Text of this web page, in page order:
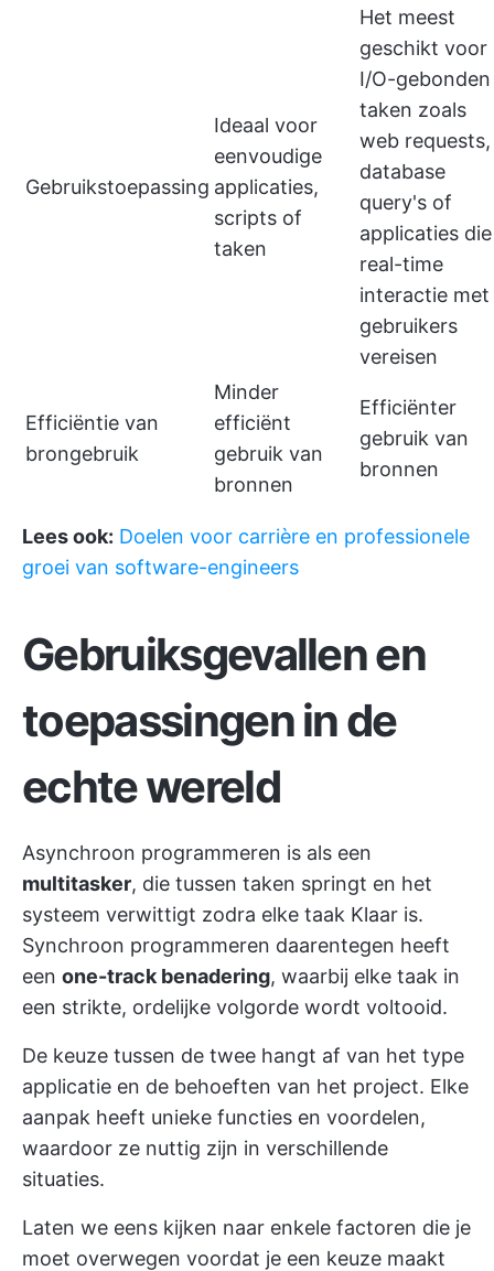
Gebruikstoepassing
Ideaal voor
eenvoudige
applicaties,
scripts of
taken
Het meest
geschikt voor
I/O-gebonden
taken zoals
web requests,
database
query's of
applicaties die
real-time
interactie met
gebruikers
vereisen
Efficiëntie van
brongebruik
Minder
efficiënt
gebruik van
bronnen
Efficiënter
gebruik van
bronnen
Lees ook: Doelen voor carrière en professionele
groei van software-engineers
Gebruiksgevallen en
toepassingen in de
echte wereld
Asynchroon programmeren is als een
multitasker, die tussen taken springt en het
systeem verwittigt zodra elke taak Klaar is.
Synchroon programmeren daarentegen heeft
een one-track benadering, waarbij elke taak in
een strikte, ordelijke volgorde wordt voltooid.
De keuze tussen de twee hangt af van het type
applicatie en de behoeften van het project. Elke
aanpak heeft unieke functies en voordelen,
waardoor ze nuttig zijn in verschillende
situaties.
Laten we eens kijken naar enkele factoren die je
moet overwegen voordat je een keuze maakt